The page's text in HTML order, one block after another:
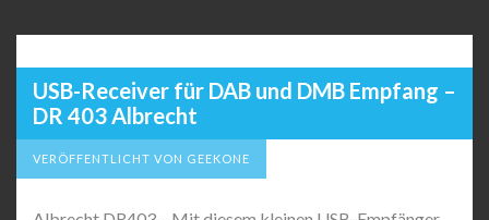
USB-Receiver für DAB und DMB Empfang –
DR 403 Albrecht
VERÖFFENTLICHT VON GEEKONE